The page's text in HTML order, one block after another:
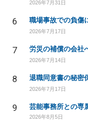
2026年7月31日
6 職場事故での負傷
2026年7月17日
7 労災の補償の会社
2026年7月14日
8 退職同意書の秘密
2026年7月17日
9
2026年8月5日